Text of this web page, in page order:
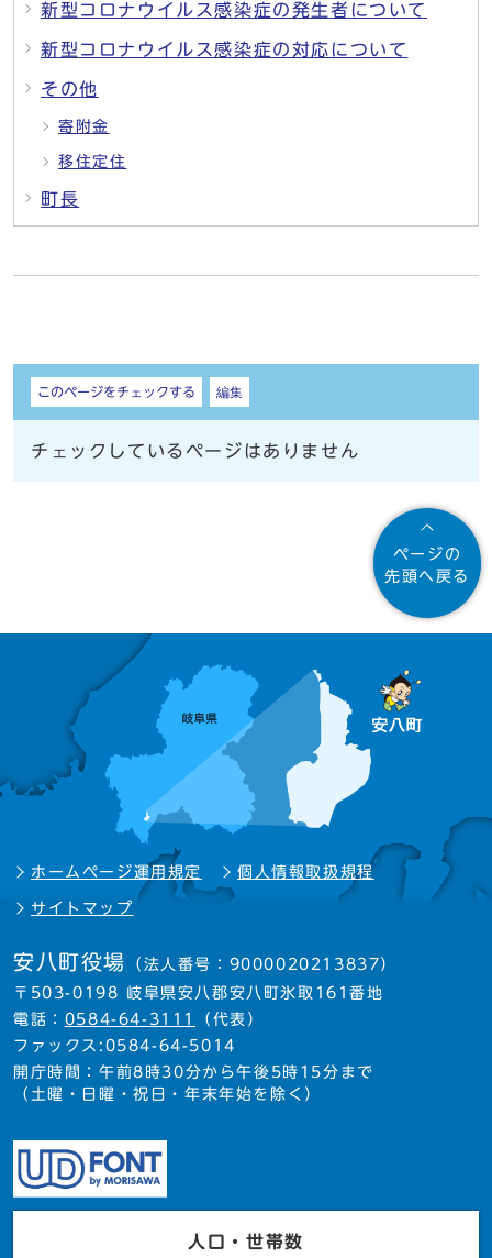
新型コロナウイルス感染症の発生者について
新型コロナウイルス感染症の対応について
その他
寄附金
移住定住
町長
しおり
このページをチェックする 編集
チェックしているページはありません
ページの
先頭へ戻る
ホームページ運用規定 個人情報取扱規程
サイトマップ
安八町役場 （法人番号：9000020213837）
〒503-0198 岐阜県安八郡安八町氷取161番地
電話： 0584-64-3111
（代表）
ファックス:0584-64-5014
開庁時間：午前8時30分から午後5時15分まで
（土曜・日曜・祝日・年末年始を除く）
人口・世帯数